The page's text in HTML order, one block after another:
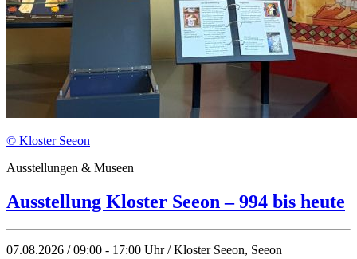
© Kloster Seeon
Ausstellungen & Museen
Ausstellung Kloster Seeon – 994 bis heute
07.08.2026 / 09:00 - 17:00 Uhr / Kloster Seeon, Seeon